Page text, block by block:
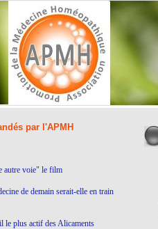
par l'APMH
autre voie" le film
de demain serait-elle en train
le plus actif des Alicaments